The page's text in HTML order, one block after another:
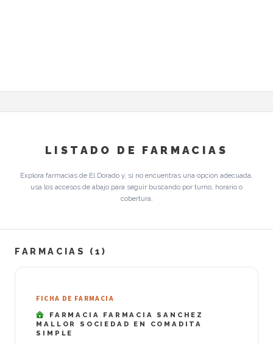
LISTADO DE FARMACIAS
Explora farmacias de El Dorado y, si no encuentras una opcion adecuada,
usa los accesos de abajo para seguir buscando por turno, horario o
cobertura.
FARMACIAS (1)
FICHA DE FARMACIA
FARMACIA FARMACIA SANCHEZ
MALLOR SOCIEDAD EN COMADITA
SIMPLE